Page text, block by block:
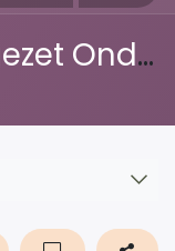
lesmateriaal Voortgezet Onderwijs